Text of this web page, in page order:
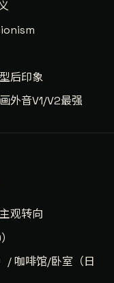
后印象
外音V1/V2最强
观转向
/ 咖啡馆/卧室（日